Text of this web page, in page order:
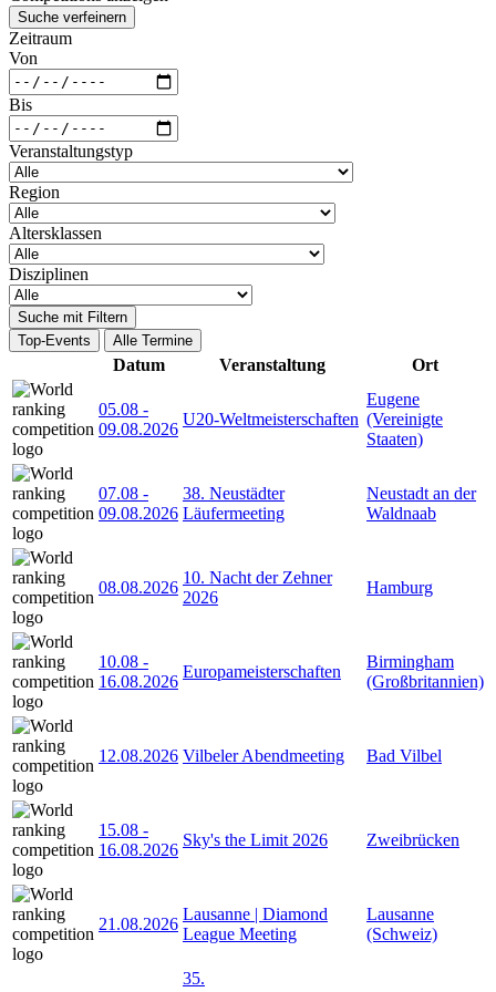
Suche verfeinern
Zeitraum
Von
Bis
Veranstaltungstyp
Region
Altersklassen
Disziplinen
Suche mit Filtern
Top-Events
Alle Termine
Datum Veranstaltung Ort
05.08 -
09.08.2026
U20-Weltmeisterschaften
Eugene
(Vereinigte
Staaten)
07.08 -
09.08.2026
38. Neustädter
Läufermeeting
Neustadt an der
Waldnaab
08.08.2026
10. Nacht der Zehner
2026
Hamburg
10.08 -
16.08.2026
Europameisterschaften
Birmingham
(Großbritannien)
12.08.2026 Vilbeler Abendmeeting Bad Vilbel
15.08 -
16.08.2026
Sky's the Limit 2026 Zweibrücken
21.08.2026
Lausanne | Diamond
League Meeting
Lausanne
(Schweiz)
35.